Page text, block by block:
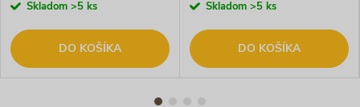
Skladom >5 ks
DO KOŠÍKA
Skladom >5 ks
DO KOŠÍKA